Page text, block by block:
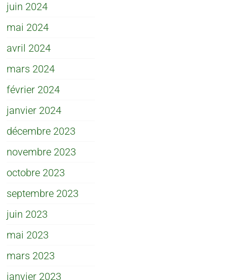
juin 2024
mai 2024
avril 2024
mars 2024
février 2024
janvier 2024
décembre 2023
novembre 2023
octobre 2023
septembre 2023
juin 2023
mai 2023
mars 2023
janvier 2023